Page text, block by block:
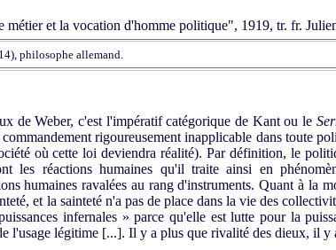
métier et la vocation d'homme politique", 1919, tr. fr.
philosophe allemand.
de Weber, c'est l'impératif catégorique de Kant ou le
rigoureusement inapplicable dans toute
où cette loi deviendra réalité). Par définition, le
les réactions humaines qu'il traite ainsi en
humaines ravalées au rang d'instruments. Quant à la
et la sainteté n'a pas de place dans la vie des
infernales » parce qu'elle est lutte pour la
l'usage légitime [...]. Il y a plus que rivalité des dieux, il y